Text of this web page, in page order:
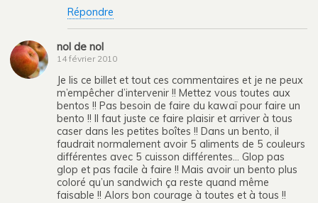
Répondre
nol de nol
14 février 2010
Je lis ce billet et tout ces commentaires et je ne peux
m’empêcher d’intervenir !! Mettez vous toutes aux
bentos !! Pas besoin de faire du kawaï pour faire un
bento !! Il faut juste ce faire plaisir et arriver à tous
caser dans les petites boîtes !! Dans un bento, il
faudrait normalement avoir 5 aliments de 5 couleurs
différentes avec 5 cuisson différentes… Glop pas
glop et pas facile à faire !! Mais avoir un bento plus
coloré qu’un sandwich ça reste quand même
faisable !! Alors bon courage à toutes et à tous !!